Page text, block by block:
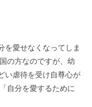
愛せなくなってしま
の方なのですが、幼
い虐待を受け自尊心が
自分を愛するために